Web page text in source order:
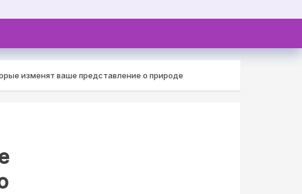
изменят ваше представление о природе